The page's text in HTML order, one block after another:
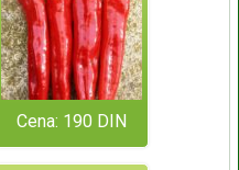
Cena: 190 DIN